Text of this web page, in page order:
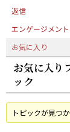
返信
エンゲージメント
お気に入り
お気に入り
ック
トピックが見つ